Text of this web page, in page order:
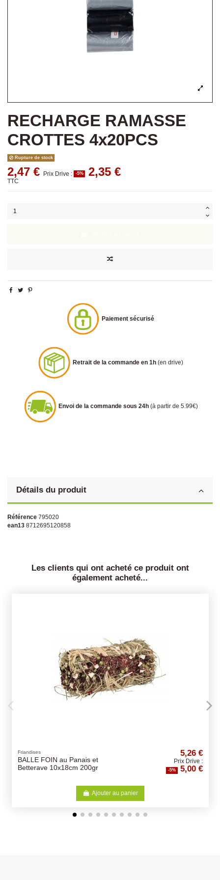
RECHARGE RAMASSE
CROTTES 4x20PCS
Rupture de stock
2,47 € Prix Drive : -5% 2,35 €
TTC
Paiement sécurisé
Retrait de la commande en 1h (en drive)
Envoi de la commande sous 24h (à partir de 5.99€)
Détails du produit
Référence 795020
ean13 8712695120858
Les clients qui ont acheté ce produit ont
également acheté...
au Panais et
10x18cm 200gr
Ajouter au panier
Croquettes
Primordial
Poulet -